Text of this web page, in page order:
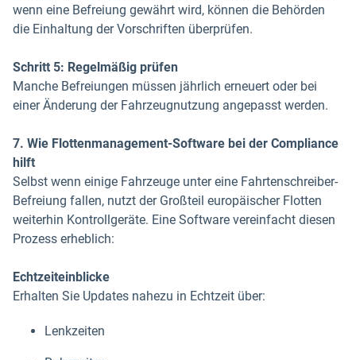
wenn eine Befreiung gewährt wird, können die Behörden
die Einhaltung der Vorschriften überprüfen.
Schritt 5: Regelmäßig prüfen
Manche Befreiungen müssen jährlich erneuert oder bei
einer Änderung der Fahrzeugnutzung angepasst werden.
7. Wie Flottenmanagement-Software bei der Compliance
hilft
Selbst wenn einige Fahrzeuge unter eine Fahrtenschreiber-
Befreiung fallen, nutzt der Großteil europäischer Flotten
weiterhin Kontrollgeräte. Eine Software vereinfacht diesen
Prozess erheblich:
Echtzeiteinblicke
Erhalten Sie Updates nahezu in Echtzeit über:
Lenkzeiten